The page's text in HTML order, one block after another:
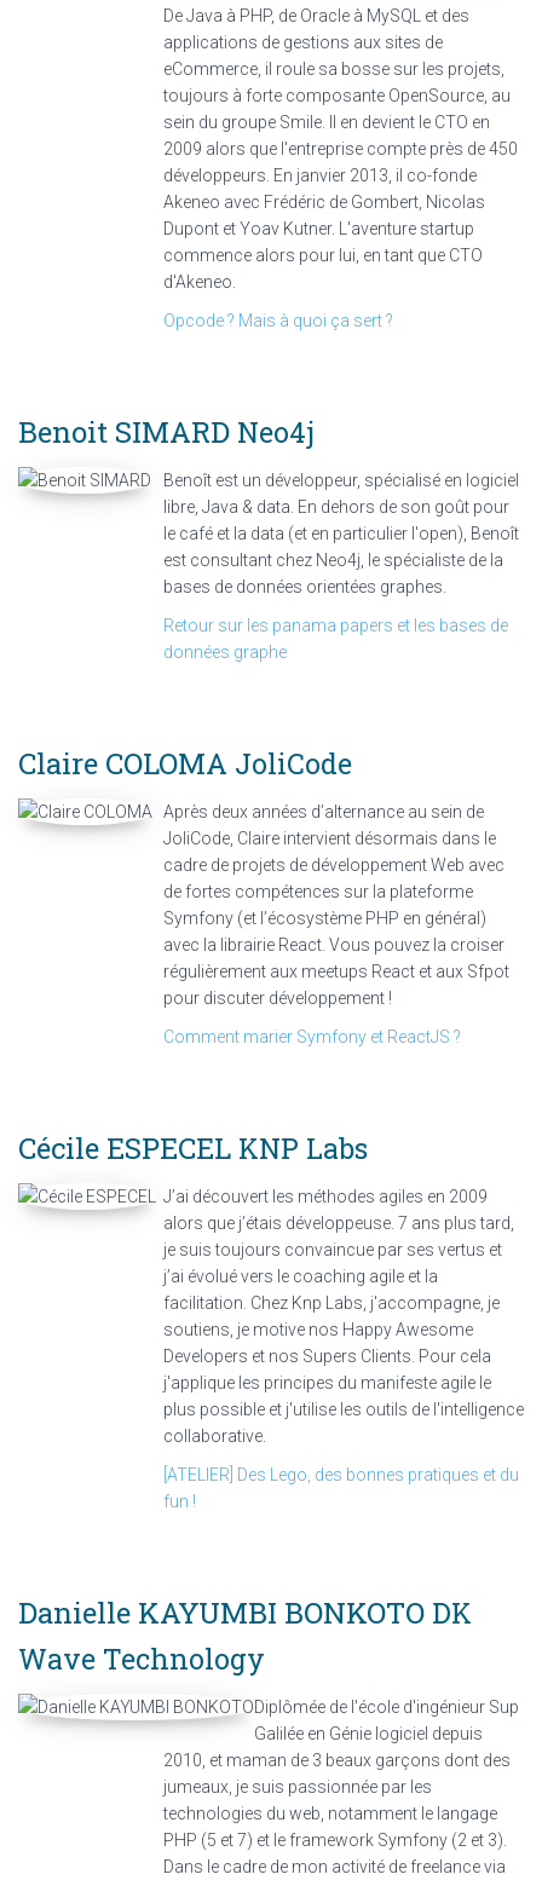
De Java à PHP, de Oracle à MySQL et des
applications de gestions aux sites de
eCommerce, il roule sa bosse sur les projets,
toujours à forte composante OpenSource, au
sein du groupe Smile. Il en devient le CTO en
2009 alors que l'entreprise compte près de 450
développeurs. En janvier 2013, il co-fonde
Akeneo avec Frédéric de Gombert, Nicolas
Dupont et Yoav Kutner. L'aventure startup
commence alors pour lui, en tant que CTO
d'Akeneo.
Opcode ? Mais à quoi ça sert ?
Benoit SIMARD Neo4j
Benoît est un développeur, spécialisé en logiciel
libre, Java & data. En dehors de son goût pour
le café et la data (et en particulier l'open), Benoît
est consultant chez Neo4j, le spécialiste de la
bases de données orientées graphes.
Retour sur les panama papers et les bases de
données graphe
Claire COLOMA JoliCode
Après deux années d’alternance au sein de
JoliCode, Claire intervient désormais dans le
cadre de projets de développement Web avec
de fortes compétences sur la plateforme
Symfony (et l’écosystème PHP en général)
avec la librairie React. Vous pouvez la croiser
régulièrement aux meetups React et aux Sfpot
pour discuter développement !
Comment marier Symfony et ReactJS ?
Cécile ESPECEL KNP Labs
J’ai découvert les méthodes agiles en 2009
alors que j’étais développeuse. 7 ans plus tard,
je suis toujours convaincue par ses vertus et
j’ai évolué vers le coaching agile et la
facilitation. Chez Knp Labs, j'accompagne, je
soutiens, je motive nos Happy Awesome
Developers et nos Supers Clients. Pour cela
j'applique les principes du manifeste agile le
plus possible et j'utilise les outils de l'intelligence
collaborative.
[ATELIER] Des Lego, des bonnes pratiques et du
fun !
Danielle KAYUMBI BONKOTO DK
Wave Technology
Diplômée de l'école d'ingénieur Sup
Galilée en Génie logiciel depuis
2010, et maman de 3 beaux garçons dont des
jumeaux, je suis passionnée par les
technologies du web, notamment le langage
PHP (5 et 7) et le framework Symfony (2 et 3).
Dans le cadre de mon activité de freelance via